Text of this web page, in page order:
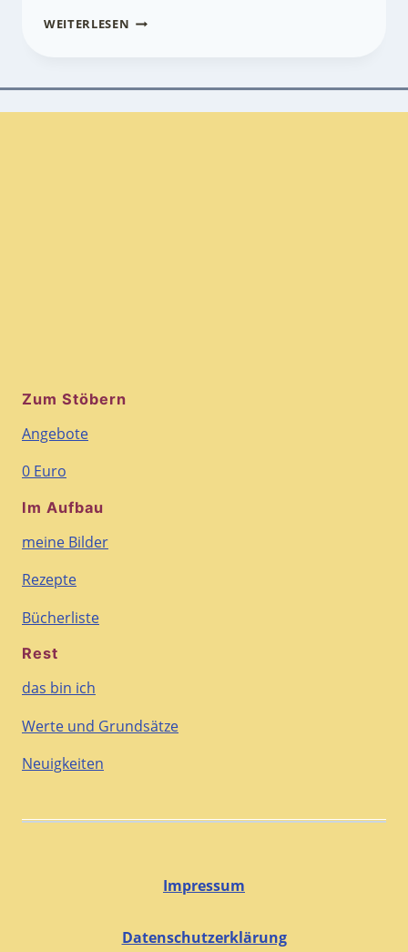
WEITERLESEN SCHLAFMANGEL
Zum Stöbern
Angebote
0 Euro
Im Aufbau
meine Bilder
Rezepte
Bücherliste
Rest
das bin ich
Werte und Grundsätze
Neuigkeiten
Impressum
Datenschutzerklärung